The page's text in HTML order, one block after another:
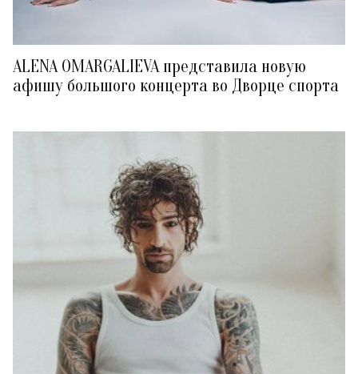
ALENA OMARGALIEVA представила новую
афишу большого концерта во Дворце спорта